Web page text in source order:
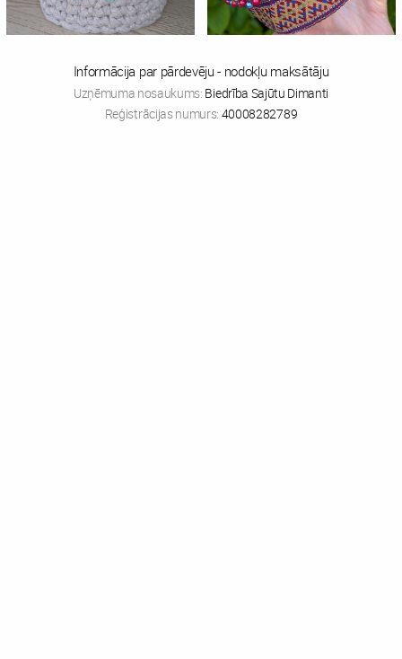
Informācija par pārdevēju - nodokļu maksātāju
Uzņēmuma nosaukums: Biedrība Sajūtu Dimanti
Reģistrācijas numurs: 40008282789